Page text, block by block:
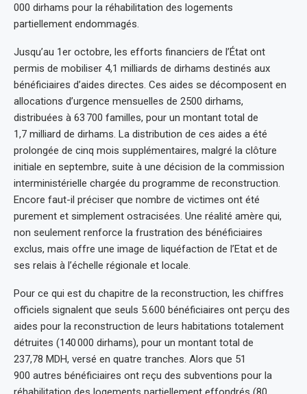
000 dirhams pour la réhabilitation des logements
partiellement endommagés.
Jusqu’au 1er octobre, les efforts financiers de l’État ont
permis de mobiliser 4,1 milliards de dirhams destinés aux
bénéficiaires d’aides directes. Ces aides se décomposent en
allocations d’urgence mensuelles de 2500 dirhams,
distribuées à 63 700 familles, pour un montant total de
1,7 milliard de dirhams. La distribution de ces aides a été
prolongée de cinq mois supplémentaires, malgré la clôture
initiale en septembre, suite à une décision de la commission
interministérielle chargée du programme de reconstruction.
Encore faut-il préciser que nombre de victimes ont été
purement et simplement ostracisées. Une réalité amère qui,
non seulement renforce la frustration des bénéficiaires
exclus, mais offre une image de liquéfaction de l’Etat et de
ses relais à l’échelle régionale et locale.
Pour ce qui est du chapitre de la reconstruction, les chiffres
officiels signalent que seuls 5.600 bénéficiaires ont perçu des
aides pour la reconstruction de leurs habitations totalement
détruites (140 000 dirhams), pour un montant total de
237,78 MDH, versé en quatre tranches. Alors que 51
900 autres bénéficiaires ont reçu des subventions pour la